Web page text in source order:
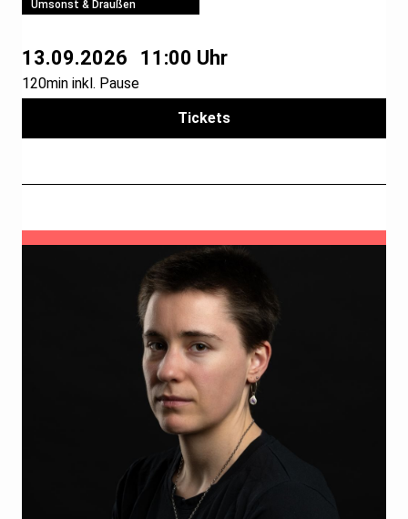
Umsonst & Draußen
13.09.2026 11:00 Uhr
120min inkl. Pause
Tickets